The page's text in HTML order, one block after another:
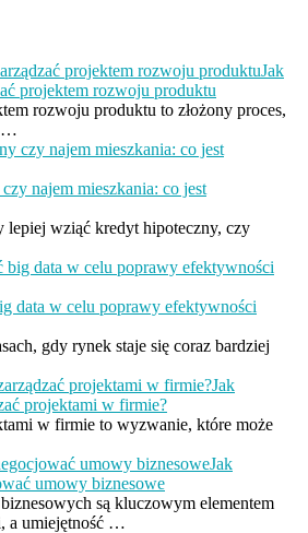
Jak
projektem rozwoju produktu
rozwoju produktu to złożony proces,
…
najem mieszkania: co jest
lepiej wziąć kredyt hipoteczny, czy
data w celu poprawy efektywności
gdy rynek staje się coraz bardziej
Jak
projektami w firmie?
w firmie to wyzwanie, które może
Jak
umowy biznesowe
są kluczowym elementem
a umiejętność …